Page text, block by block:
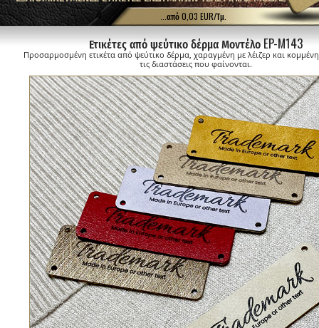
...από 0,03 EUR/Τμ.
Ετικέτες από ψεύτικο δέρμα Μοντέλο EP-M143
Προσαρμοσμένη ετικέτα από ψεύτικο δέρμα, χαραγμένη με λέιζερ και
τις διαστάσεις που φαίνονται.